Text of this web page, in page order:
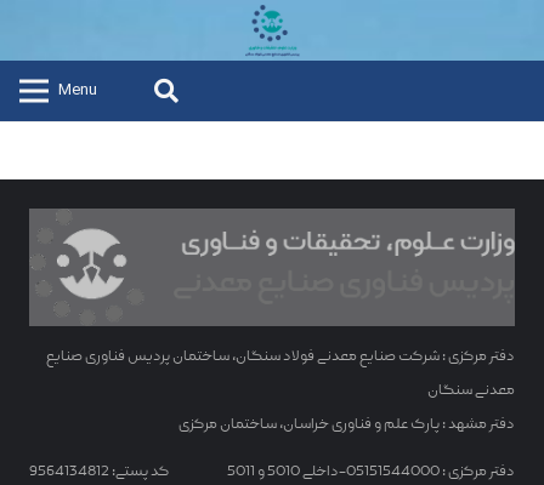
Menu
دفتر مرکزی : شرکت صنایع معدنی فولاد سنگان، ساختمان پردیس فناوری صنایع
معدنی سنگان
دفتر مشهد : پارک علم و فناوری خراسان، ساختمان مرکزی
کد پستی: 9564134812 دفتر مرکزی : 05151544000-داخلی 5010 و 5011